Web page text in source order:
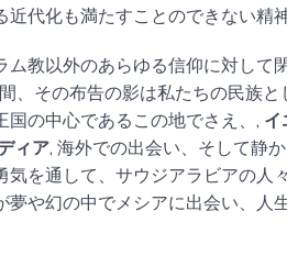
近代化も満たすことのできない精
ム教以外のあらゆる信仰に対して
、その布告の影は私たちの民族と
国の中心であるこの地でさえ、, イ
ィア, 海外での出会い、そして静
気を通して、サウジアラビアの人
夢や幻の中でメシアに出会い、人